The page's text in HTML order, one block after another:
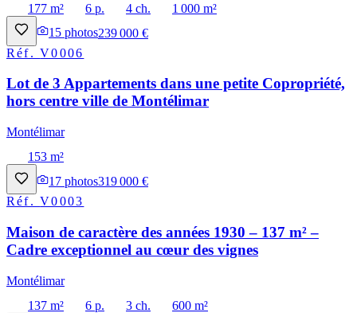
177 m²
6 p. 4 ch.
1 000 m²
15 photos239 000 €
Réf.V0006
Lot de 3 Appartements dans une petite Copropriété,
hors centre ville de Montélimar
Montélimar
153 m²
17 photos319 000 €
Réf.V0003
Maison de caractère des années 1930 – 137 m² –
Cadre exceptionnel au cœur des vignes
Montélimar
137 m²
6 p. 3 ch.
600 m²